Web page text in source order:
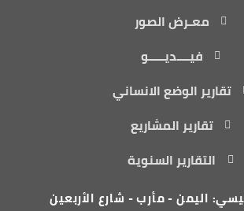
معـرض الصور
فيــــديـــــو
تقارير الوضع الانساني
تقارير المشاريع
التقارير السنوية
اليمن - مأرب - شارع الأربعين